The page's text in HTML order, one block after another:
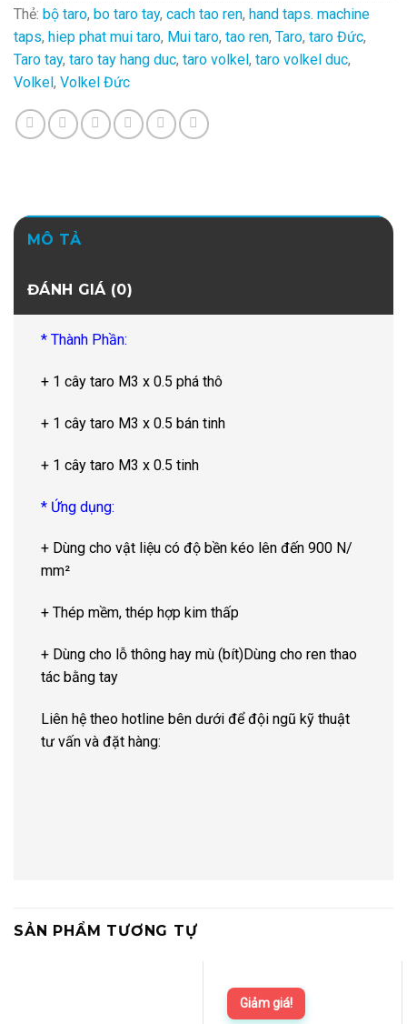
Thẻ: bộ taro, bo taro tay, cach tao ren, hand taps. machine
taps, hiep phat mui taro, Mui taro, tao ren, Taro, taro Đức,
Taro tay, taro tay hang duc, taro volkel, taro volkel duc,
Volkel, Volkel Đức
MÔ TẢ
ĐÁNH GIÁ (0)
* Thành Phần:
+ 1 cây taro M3 x 0.5 phá thô
+ 1 cây taro M3 x 0.5 bán tinh
+ 1 cây taro M3 x 0.5 tinh
* Ứng dụng:
+ Dùng cho vật liệu có độ bền kéo lên đến 900 N/
mm²
+ Thép mềm, thép hợp kim thấp
+ Dùng cho lỗ thông hay mù (bít)Dùng cho ren thao
tác bằng tay
Liên hệ theo hotline bên dưới để đội ngũ kỹ thuật
tư vấn và đặt hàng:
SẢN PHẨM TƯƠNG TỰ
Giảm giá!